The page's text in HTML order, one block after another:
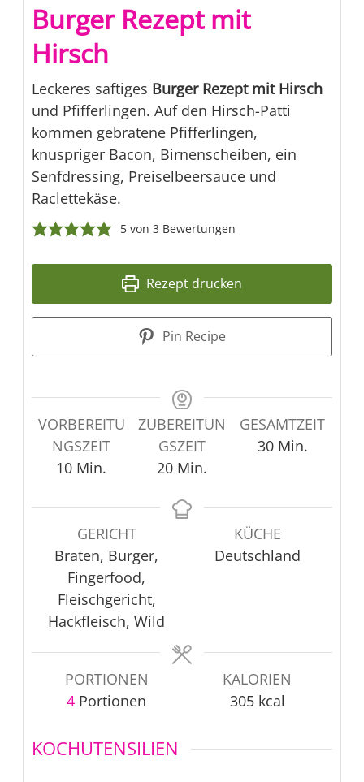
Burger Rezept mit
Hirsch
Leckeres saftiges Burger Rezept mit Hirsch
und Pfifferlingen. Auf den Hirsch-Patti
kommen gebratene Pfifferlingen,
knuspriger Bacon, Birnenscheiben, ein
Senfdressing, Preiselbeersauce und
Raclettekäse.
5von 3 Bewertungen
Rezept drucken
Pin Recipe
VORBEREITU
NGSZEIT
10Minuten
Min.
ZUBEREITUN
GSZEIT
20Minuten
Min.
GESAMTZEIT
30Minuten
Min.
GERICHT
Braten, Burger,
Fingerfood,
Fleischgericht,
Hackfleisch, Wild
KÜCHE
Deutschland
PORTIONEN
4 Portionen
KALORIEN
305 kcal
KOCHUTENSILIEN